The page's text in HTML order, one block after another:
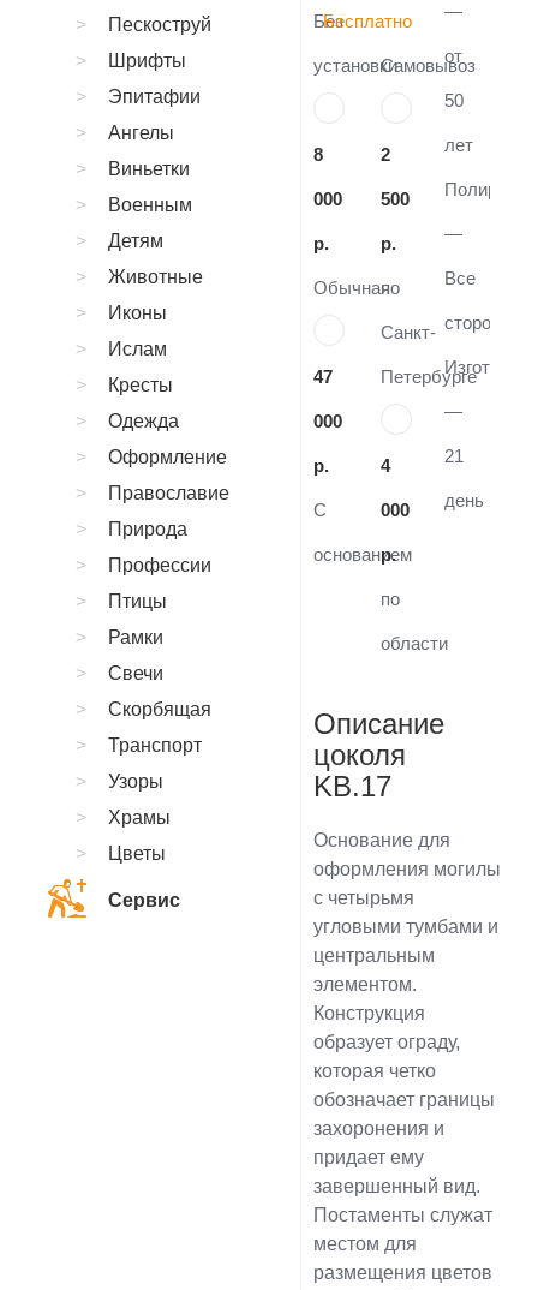
Без
установки
8
000
р.
Обычная
47
000
р.
С
основанием
Бесплатно
Самовывоз
2
500
р.
по
Санкт-
Петербурге
4
000
р.
по
области
—
от
50
лет
Полировка
—
Все
стороны
—
21
день
Описание
цоколя
KB.17
Основание для
оформления могилы
с четырьмя
угловыми тумбами и
центральным
элементом.
Конструкция
образует ограду,
которая четко
обозначает границы
захоронения и
придает ему
завершенный вид.
Постаменты служат
местом для
размещения цветов
Пескоструй
Шрифты
Эпитафии
Ангелы
Виньетки
Военным
Детям
Животные
Иконы
Ислам
Кресты
Одежда
Оформление
Православие
Природа
Профессии
Птицы
Рамки
Свечи
Скорбящая
Транспорт
Узоры
Храмы
Цветы
Сервис